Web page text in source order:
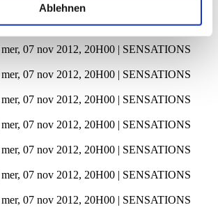
Ablehnen
mer, 07 nov 2012, 20H00 | SENSATIONS
mer, 07 nov 2012, 20H00 | SENSATIONS
mer, 07 nov 2012, 20H00 | SENSATIONS
mer, 07 nov 2012, 20H00 | SENSATIONS
mer, 07 nov 2012, 20H00 | SENSATIONS
mer, 07 nov 2012, 20H00 | SENSATIONS
mer, 07 nov 2012, 20H00 | SENSATIONS
mer, 07 nov 2012, 20H00 | SENSATIONS